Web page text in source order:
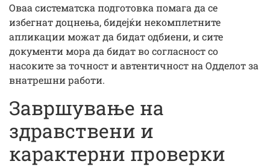
Оваа систематска подготовка помага да се
избегнат доцнења, бидејќи некомплетните
апликации можат да бидат одбиени, и сите
документи мора да бидат во согласност со
насоките за точност и автентичност на Одделот за
внатрешни работи.
Завршување на
здравствени и
карактерни проверки